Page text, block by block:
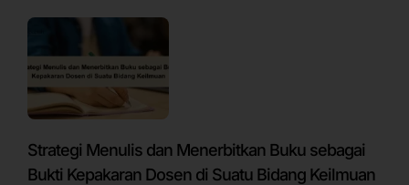
Strategi Menulis dan Menerbitkan Buku sebagai
Bukti Kepakaran Dosen di Suatu Bidang Keilmuan